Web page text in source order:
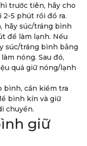
trước tiên, hãy cho
2-5 phút rồi đổ ra.
hãy súc/tráng bình
để làm lạnh. Nếu
súc/tráng bình bằng
nóng. Sau đó,
quả giữ nóng/lạnh
bình, cần kiểm tra
bình kín và giữ
chuyển.
giữ